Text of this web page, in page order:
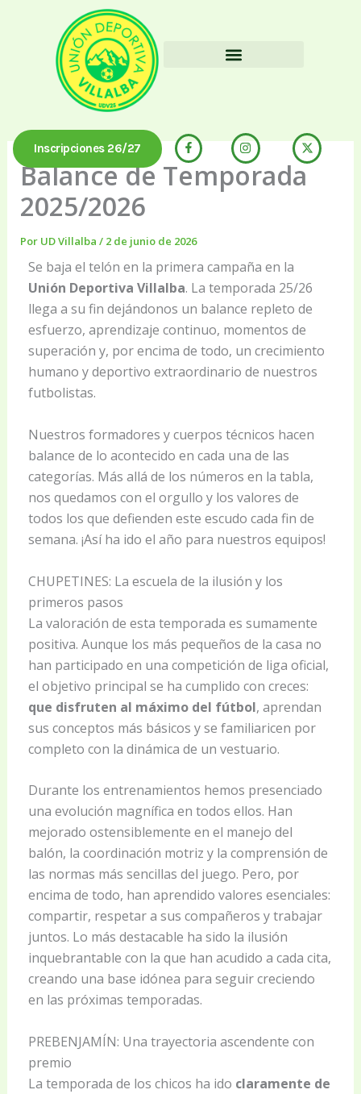
contenido
Inscripciones 26/27
Balance de Temporada
2025/2026
Por UD Villalba / 2 de junio de 2026
Se baja el telón en la primera campaña en la
Unión Deportiva Villalba. La temporada 25/26
llega a su fin dejándonos un balance repleto de
esfuerzo, aprendizaje continuo, momentos de
superación y, por encima de todo, un crecimiento
humano y deportivo extraordinario de nuestros
futbolistas.
Nuestros formadores y cuerpos técnicos hacen
balance de lo acontecido en cada una de las
categorías. Más allá de los números en la tabla,
nos quedamos con el orgullo y los valores de
todos los que defienden este escudo cada fin de
semana. ¡Así ha ido el año para nuestros equipos!
CHUPETINES: La escuela de la ilusión y los
primeros pasos
La valoración de esta temporada es sumamente
positiva. Aunque los más pequeños de la casa no
han participado en una competición de liga oficial,
el objetivo principal se ha cumplido con creces:
que disfruten al máximo del fútbol, aprendan
sus conceptos más básicos y se familiaricen por
completo con la dinámica de un vestuario.
Durante los entrenamientos hemos presenciado
una evolución magnífica en todos ellos. Han
mejorado ostensiblemente en el manejo del
balón, la coordinación motriz y la comprensión de
las normas más sencillas del juego. Pero, por
encima de todo, han aprendido valores esenciales:
compartir, respetar a sus compañeros y trabajar
juntos. Lo más destacable ha sido la ilusión
inquebrantable con la que han acudido a cada cita,
creando una base idónea para seguir creciendo
en las próximas temporadas.
PREBENJAMÍN: Una trayectoria ascendente con
premio
La temporada de los chicos ha ido claramente de